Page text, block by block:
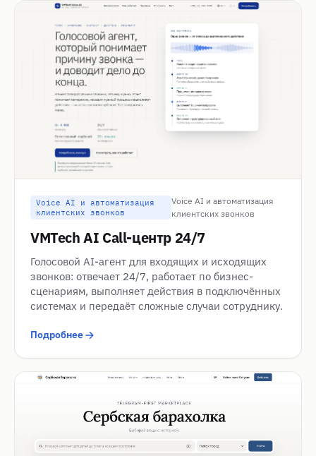
Voice AI и автоматизация
клиентских звонков
Voice AI и автоматизация
клиентских звонков
VMTech AI Call-центр 24/7
Голосовой AI-агент для входящих и исходящих
звонков: отвечает 24/7, работает по бизнес-
сценариям, выполняет действия в подключённых
системах и передаёт сложные случаи сотруднику.
Подробнее